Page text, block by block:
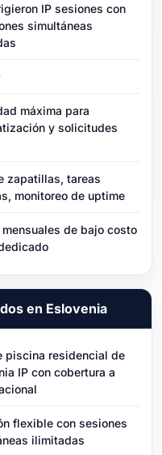
IP sesiones con
simultáneas
máxima para
y solicitudes
zapatillas, tareas
monitoreo de uptime
mensuales de bajo costo
en Eslovenia
piscina residencial de
IP con cobertura a
flexible con sesiones
ilimitadas